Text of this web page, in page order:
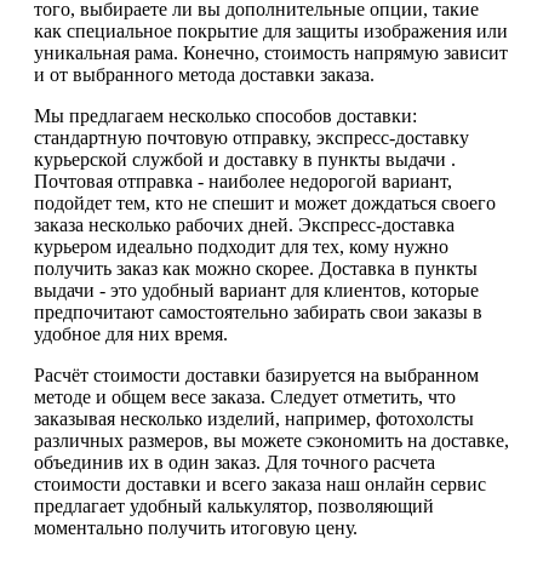
того, выбираете ли вы дополнительные опции, такие
как специальное покрытие для защиты изображения или
уникальная рама. Конечно, стоимость напрямую зависит
и от выбранного метода доставки заказа.
Мы предлагаем несколько способов доставки:
стандартную почтовую отправку, экспресс-доставку
курьерской службой и доставку в пункты выдачи .
Почтовая отправка - наиболее недорогой вариант,
подойдет тем, кто не спешит и может дождаться своего
заказа несколько рабочих дней. Экспресс-доставка
курьером идеально подходит для тех, кому нужно
получить заказ как можно скорее. Доставка в пункты
выдачи - это удобный вариант для клиентов, которые
предпочитают самостоятельно забирать свои заказы в
удобное для них время.
Расчёт стоимости доставки базируется на выбранном
методе и общем весе заказа. Следует отметить, что
заказывая несколько изделий, например, фотохолсты
различных размеров, вы можете сэкономить на доставке,
объединив их в один заказ. Для точного расчета
стоимости доставки и всего заказа наш онлайн сервис
предлагает удобный калькулятор, позволяющий
моментально получить итоговую цену.